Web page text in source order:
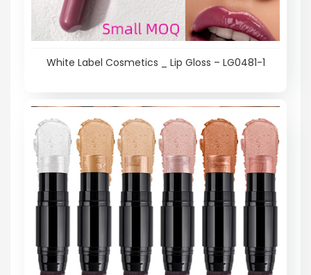
White Label Cosmetics _ Lip Gloss – LG0481-1